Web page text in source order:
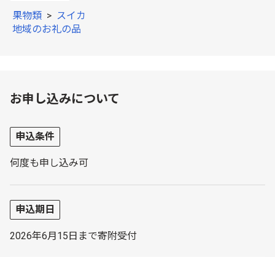
果物類 > スイカ
地域のお礼の品
お申し込みについて
申込条件
何度も申し込み可
申込期日
2026年6月15日まで寄附受付